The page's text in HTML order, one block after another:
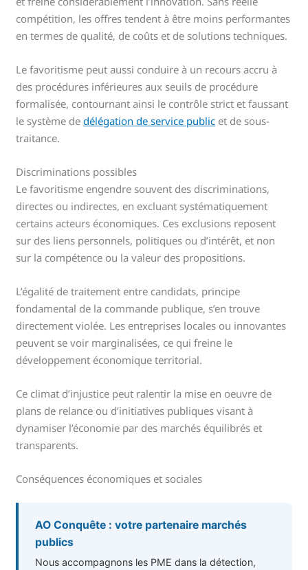
compétition, les offres tendent à être moins performantes
en termes de qualité, de coûts et de solutions techniques.
Le favoritisme peut aussi conduire à un recours accru à
des procédures inférieures aux seuils de procédure
formalisée, contournant ainsi le contrôle strict et faussant
le système dedélégation de service public et de sous-
traitance.
Discriminations possibles
Le favoritisme engendre souvent des discriminations,
directes ou indirectes, en excluant systématiquement
certains acteurs économiques. Ces exclusions reposent
sur des liens personnels, politiques ou d’intérêt, et non
sur la compétence ou la valeur des propositions.
L’égalité de traitement entre candidats, principe
fondamental de la commande publique, s’en trouve
directement violée. Les entreprises locales ou innovantes
peuvent se voir marginalisées, ce qui freine le
développement économique territorial.
Ce climat d’injustice peut ralentir la mise en oeuvre de
plans de relance ou d’initiatives publiques visant à
dynamiser l’économie par des marchés équilibrés et
transparents.
Conséquences économiques et sociales
AO Conquête : votre partenaire marchés
publics
Nous accompagnons les PME dans la détection,